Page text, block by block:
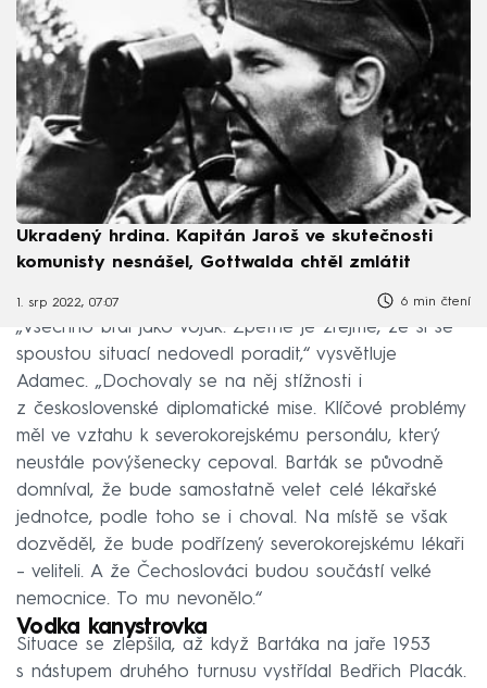
Ukradený hrdina. Kapitán Jaroš ve skutečnosti
komunisty nesnášel, Gottwalda chtěl zmlátit
1. srp 2022, 07:07 6 min čtení
„Všechno bral jako voják. Zpětně je zřejmé, že si se
spoustou situací nedovedl poradit,“ vysvětluje
Adamec. „Dochovaly se na něj stížnosti i
z československé diplomatické mise. Klíčové problémy
měl ve vztahu k severokorejskému personálu, který
neustále povýšenecky cepoval. Barták se původně
domníval, že bude samostatně velet celé lékařské
jednotce, podle toho se i choval. Na místě se však
dozvěděl, že bude podřízený severokorejskému lékaři
– veliteli. A že Čechoslováci budou součástí velké
nemocnice. To mu nevonělo.“
Vodka kanystrovka
Situace se zlepšila, až když Bartáka na jaře 1953
s nástupem druhého turnusu vystřídal Bedřich Placák.